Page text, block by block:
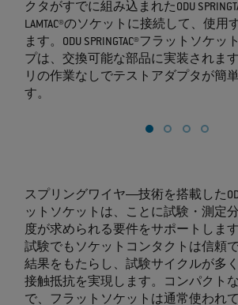
クタがすでに組み込まれたODU
LAMTAC®のソケットに接続して、使用
ます。ODU SPRINGTAC®フラットソケッ
プは、交換可能な部品に実装されま
リの作業なしでテストアダプタが簡
す。
スプリングワイヤ―技術を搭載したODU
ットソケットは、ことに試験・測定
度が求められる要件をサポートしま
試験でもソケットコンタクトは信頼
結果をもたらし、試験サイクルが多
接触抵抗を実現します。コンパクト
で、フラットソケットは通常使われ